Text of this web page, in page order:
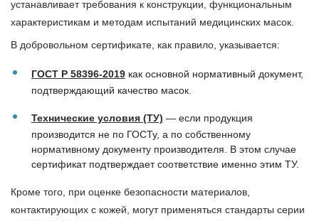
устанавливает требования к конструкции, функциональным
характеристикам и методам испытаний медицинских масок.
В добровольном сертификате, как правило, указывается:
ГОСТ Р 58396-2019как основной нормативный документ,
подтверждающий качество масок.
Технические условия (ТУ) — если продукция
производится не по ГОСТу, а по собственному
нормативному документу производителя. В этом случае
сертификат подтверждает соответствие именно этим ТУ.
Кроме того, при оценке безопасности материалов,
контактирующих с кожей, могут применяться стандарты серии